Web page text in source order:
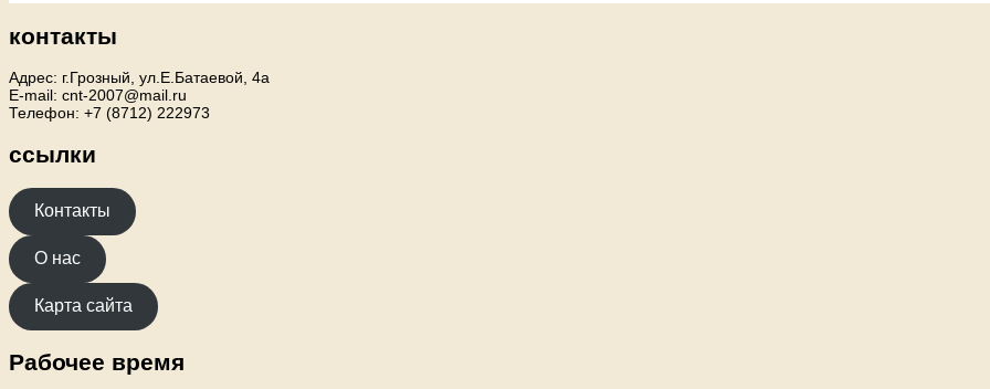
контакты
Адрес: г.Грозный, ул.Е.Батаевой, 4а
E-mail: cnt-2007@mail.ru
Телефон: +7 (8712) 222973
ссылки
Контакты
О нас
Карта сайта
Рабочее время